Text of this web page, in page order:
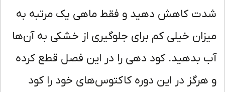
کاهش دهید و فقط ماهی یک مرتبه به
خیلی کم برای جلوگیری از خشکی به آن‌ها
بدهید. کود دهی را در این فصل قطع کرده
در این دوره کاکتوس‌های خود را کود